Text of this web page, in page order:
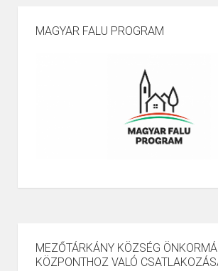
MAGYAR FALU PROGRAM
MEZŐTÁRKÁNY KÖZSÉG
KÖZPONTHOZ VALÓ